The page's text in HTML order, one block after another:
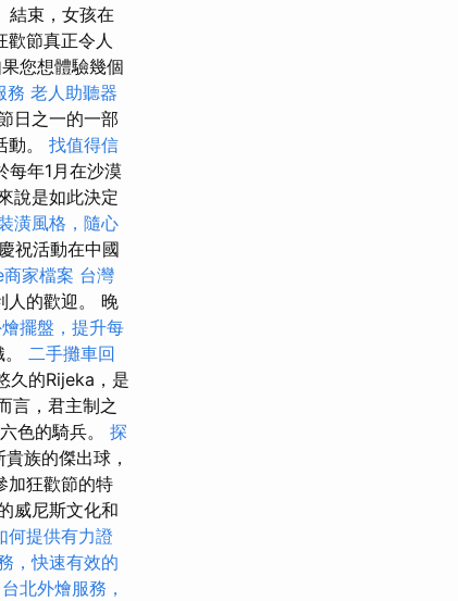
結束，女孩在
節真正令人
您想體驗幾個
務 老人助聽器
日之一的一部
。 找值得信
每年1月在沙漠
說是如此決定
潢風格，隨心
祝活動在中國
家檔案 台灣
人的歡迎。 晚
擺盤，提升每
二手攤車回
久的Rijeka，是
言，君主制之
色的騎兵。 探
族的傑出球，
加狂歡節的特
威尼斯文化和
何提供有力證
，快速有效的
台北外燴服務，